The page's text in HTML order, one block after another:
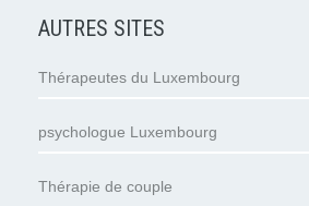
AUTRES SITES
Thérapeutes du Luxembourg
psychologue Luxembourg
Thérapie de couple